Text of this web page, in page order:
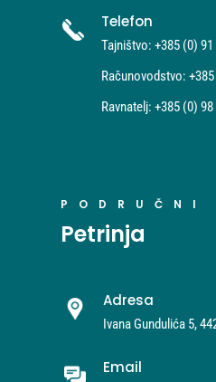
Telefon
Tajništvo: +385 (0) 91
Računovodstvo:
Ravnatelj: +385 (0)
PODRUČNI
Petrinja
Adresa
Ivana Gundulića 5,
Email